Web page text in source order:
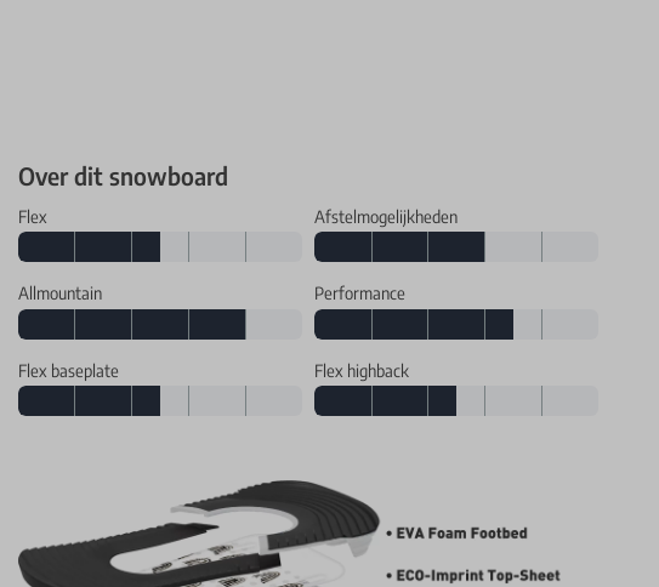
Over dit snowboard
Flex Afstelmogelijkheden
Allmountain Performance
Flex baseplate Flex highback